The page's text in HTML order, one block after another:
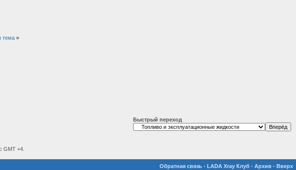
тема »
Быстрый переход
GMT +4.
Обратная связь - LADA Xray Клуб - Архив - Вверх